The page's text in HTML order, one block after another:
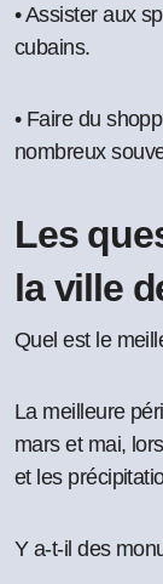
• Assister aux
cubains.
• Faire du
nombreux
Les
la ville
Quel est le
La meilleure
mars et mai,
et les
Y a-t-il des